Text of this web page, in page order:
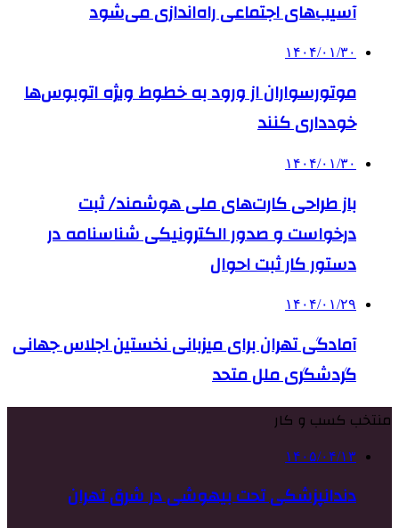
آسیب‌های اجتماعی راه‌اندازی می‌شود
۱۴۰۴/۰۱/۳۰
موتورسواران از ورود به خطوط ویژه اتوبوس‌ها
خودداری کنند
۱۴۰۴/۰۱/۳۰
باز طراحی کارت‌های ملی هوشمند/ ثبت
درخواست و صدور الکترونیکی شناسنامه در
دستور کار ثبت احوال
۱۴۰۴/۰۱/۲۹
آمادگی تهران برای میزبانی نخستین اجلاس جهانی
گردشگری ملل متحد
منتخب کسب و کار
۱۴۰۵/۰۴/۱۳
دندانپزشکی تحت بیهوشی در شرق تهران